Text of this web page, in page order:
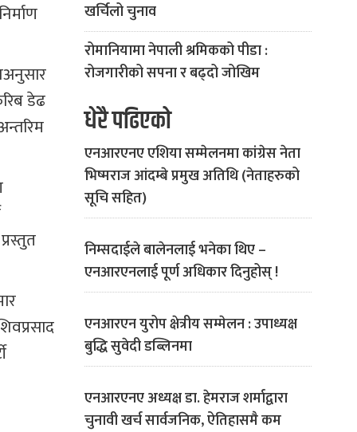
डेढ
खर्चिलो चुनाव
रोमानियामा नेपाली श्रमिकको पीडा :
रोजगारीको सपना र बढ्दो जोखिम
धेरै पढिएको
एनआरएनए एशिया सम्मेलनमा कांग्रेस नेता
भिष्मराज आंदम्बे प्रमुख अतिथि (नेताहरुको
सूचि सहित)
निम्सदाईले बालेनलाई भनेका थिए –
एनआरएनलाई पूर्ण अधिकार दिनुहोस् !
एनआरएन युरोप क्षेत्रीय सम्मेलन : उपाध्यक्ष
बुद्धि सुवेदी डब्लिनमा
एनआरएनए अध्यक्ष डा. हेमराज शर्माद्वारा
चुनावी खर्च सार्वजनिक, ऐतिहासमै कम